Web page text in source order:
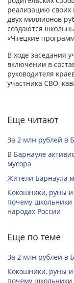
реализацию своих
двух миллионов
создаются
«Чтецкие
В ходе заседания
включении в
руководителя
участника СВО,
Еще читают
За 2 млн рублей в
В Барнауле
мусора
Жители Барнаула
Кокошники, руны и
почему школьники
народах России
Еще по теме
За 2 млн рублей в
Кокошники, руны и
почему школьники